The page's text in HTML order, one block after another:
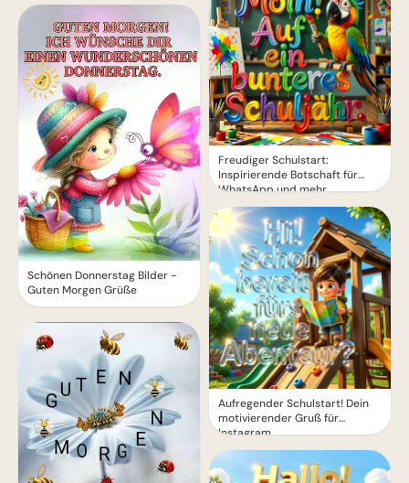
Schönen Donnerstag Bilder -
Guten Morgen Grüße
Freudiger Schulstart:
Inspirierende Botschaft für
WhatsApp und mehr
Aufregender Schulstart! Dein
motivierender Gruß für
Instagram